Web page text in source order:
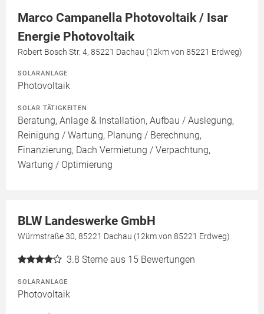
Marco Campanella Photovoltaik / Isar
Energie Photovoltaik
Robert Bosch Str. 4, 85221 Dachau (12km von 85221 Erdweg)
SOLARANLAGE
Photovoltaik
SOLAR TÄTIGKEITEN
Beratung, Anlage & Installation, Aufbau / Auslegung,
Reinigung / Wartung, Planung / Berechnung,
Finanzierung, Dach Vermietung / Verpachtung,
Wartung / Optimierung
BLW Landeswerke GmbH
Würmstraße 30, 85221 Dachau (12km von 85221 Erdweg)
3.8 Sterne aus 15 Bewertungen
SOLARANLAGE
Photovoltaik